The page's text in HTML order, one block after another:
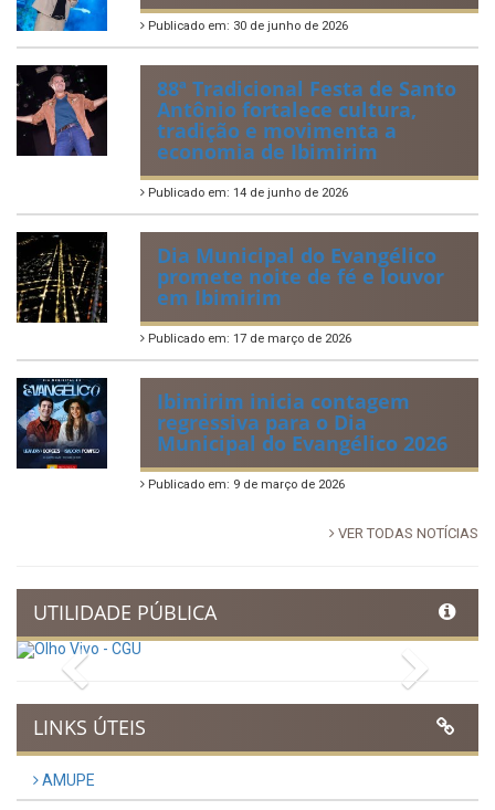
Publicado em: 30 de junho de 2026
88ª Tradicional Festa de Santo
Antônio fortalece cultura,
tradição e movimenta a
economia de Ibimirim
Publicado em: 14 de junho de 2026
Dia Municipal do Evangélico
promete noite de fé e louvor
em Ibimirim
Publicado em: 17 de março de 2026
Ibimirim inicia contagem
regressiva para o Dia
Municipal do Evangélico 2026
Publicado em: 9 de março de 2026
VER TODAS NOTÍCIAS
UTILIDADE PÚBLICA
Previous
LINKS ÚTEIS
AMUPE